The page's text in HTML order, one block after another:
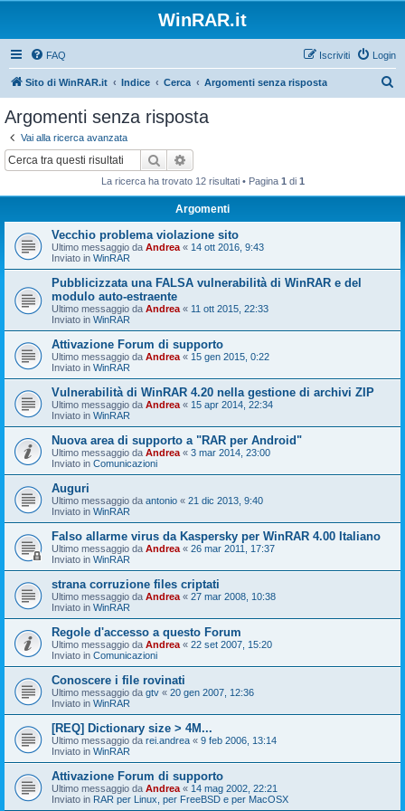
WinRAR.it
FAQ Login
Iscriviti
Sito di WinRAR.it Indice Cerca Argomenti senza risposta
Argomenti senza risposta
Vai alla ricerca avanzata
Cerca
La ricerca ha trovato 12 risultati • Pagina 1 di 1
Argomenti
Vecchio problema violazione sito
Ultimo messaggio da Andrea « 14 ott 2016, 9:43
Inviato in WinRAR
Pubblicizzata una FALSA vulnerabilità di WinRAR e del
modulo auto-estraente
Ultimo messaggio da Andrea « 11 ott 2015, 22:33
Inviato in WinRAR
Attivazione Forum di supporto
Ultimo messaggio da Andrea « 15 gen 2015, 0:22
Inviato in WinRAR
Vulnerabilità di WinRAR 4.20 nella gestione di archivi ZIP
Ultimo messaggio da Andrea « 15 apr 2014, 22:34
Inviato in WinRAR
Nuova area di supporto a "RAR per Android"
Ultimo messaggio da Andrea « 3 mar 2014, 23:00
Inviato in Comunicazioni
Auguri
Ultimo messaggio da antonio « 21 dic 2013, 9:40
Inviato in WinRAR
Falso allarme virus da Kaspersky per WinRAR 4.00 Italiano
Ultimo messaggio da Andrea « 26 mar 2011, 17:37
Inviato in WinRAR
strana corruzione files criptati
Ultimo messaggio da Andrea « 27 mar 2008, 10:38
Inviato in WinRAR
Regole d'accesso a questo Forum
Ultimo messaggio da Andrea « 22 set 2007, 15:20
Inviato in Comunicazioni
Conoscere i file rovinati
Ultimo messaggio da gtv « 20 gen 2007, 12:36
Inviato in WinRAR
[REQ] Dictionary size > 4M...
Ultimo messaggio da rei.andrea « 9 feb 2006, 13:14
Inviato in WinRAR
Attivazione Forum di supporto
Ultimo messaggio da Andrea « 14 mag 2002, 22:21
Inviato in RAR per Linux, per FreeBSD e per MacOSX